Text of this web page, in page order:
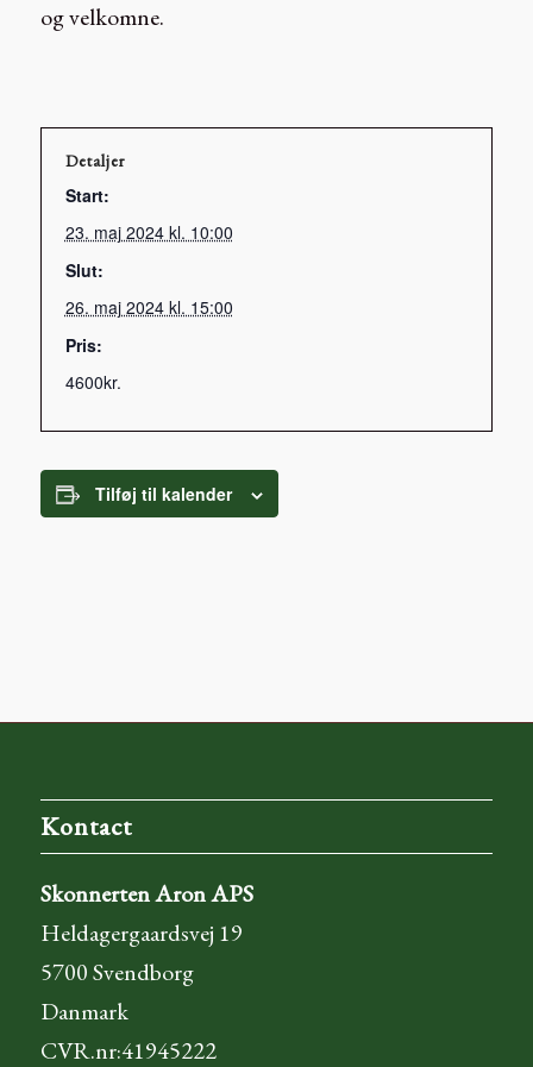
og velkomne.
Detaljer
Start:
23. maj 2024 kl. 10:00
Slut:
26. maj 2024 kl. 15:00
Pris:
4600kr.
Tilføj til kalender
Kontact
Skonnerten Aron APS
Heldagergaardsvej 19
5700 Svendborg
Danmark
CVR.nr:41945222